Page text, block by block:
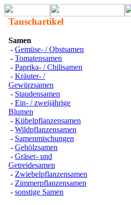
Tauschartikel
Samen
- Gemüse- / Obstsamen
- Tomatensamen
- Paprika- / Chilisamen
- Kräuter- /
Gewürzsamen
- Staudensamen
- Ein- / zweijährige
Blumen
- Kübelpflanzensamen
- Wildpflanzensamen
- Samenmischungen
- Gehölzsamen
- Gräser- und
Getreidesamen
- Zwiebelpflanzensamen
- Zimmerpflanzensamen
- sonstige Samen